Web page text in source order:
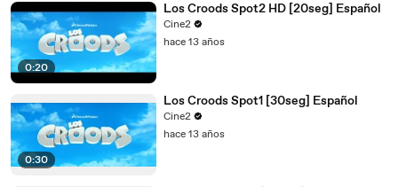
0:20
Los Croods Spot2 HD [20seg] Español
Cine2
hace 13 años
0:30
Los Croods Spot1 [30seg] Español
Cine2
hace 13 años